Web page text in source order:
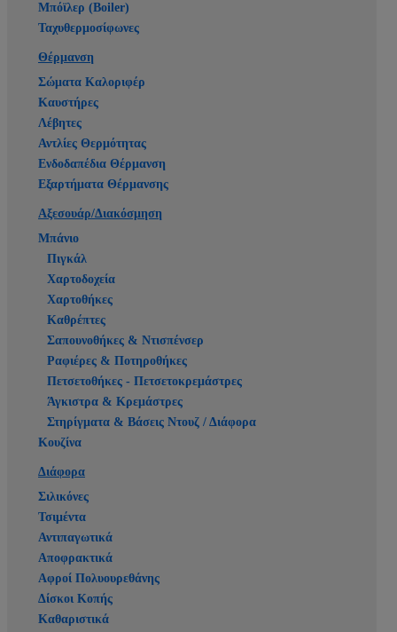
Μπόϊλερ (Boiler)
Ταχυθερμοσίφωνες
Θέρμανση
Σώματα Καλοριφέρ
Καυστήρες
Λέβητες
Αντλίες Θερμότητας
Ενδοδαπέδια Θέρμανση
Εξαρτήματα Θέρμανσης
Αξεσουάρ/Διακόσμηση
Μπάνιο
Πιγκάλ
Χαρτοδοχεία
Χαρτοθήκες
Καθρέπτες
Σαπουνοθήκες & Ντισπένσερ
Ραφιέρες & Ποτηροθήκες
Πετσετοθήκες - Πετσετοκρεμάστρες
Άγκιστρα & Κρεμάστρες
Στηρίγματα & Βάσεις Ντουζ / Διάφορα
Κουζίνα
Διάφορα
Σιλικόνες
Τσιμέντα
Αντιπαγωτικά
Αποφρακτικά
Αφροί Πολυουρεθάνης
Δίσκοι Κοπής
Καθαριστικά